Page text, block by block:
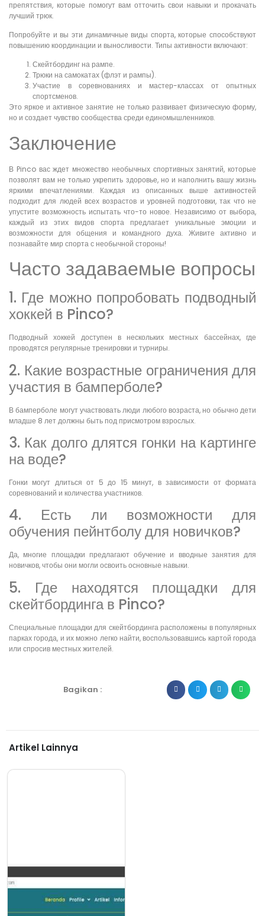
препятствия, которые помогут вам отточить свои навыки и прокачать
лучший трюк.
Попробуйте и вы эти динамичные виды спорта, которые способствуют
повышению координации и выносливости. Типы активности включают:
Скейтбординг на рампе.
Трюки на самокатах (флэт и рампы).
Участие в соревнованиях и мастер-классах от опытных
спортсменов.
Это яркое и активное занятие не только развивает физическую форму,
но и создает чувство сообщества среди единомышленников.
Заключение
В Pinco вас ждет множество необычных спортивных занятий, которые
позволят вам не только укрепить здоровье, но и наполнить вашу жизнь
яркими впечатлениями. Каждая из описанных выше активностей
подходит для людей всех возрастов и уровней подготовки, так что не
упустите возможность испытать что-то новое. Независимо от выбора,
каждый из этих видов спорта предлагает уникальные эмоции и
возможности для общения и командного духа. Живите активно и
познавайте мир спорта с необычной стороны!
Часто задаваемые вопросы
1. Где можно попробовать подводный
хоккей в Pinco?
Подводный хоккей доступен в нескольких местных бассейнах, где
проводятся регулярные тренировки и турниры.
2. Какие возрастные ограничения для
участия в бамперболе?
В бамперболе могут участвовать люди любого возраста, но обычно дети
младше 8 лет должны быть под присмотром взрослых.
3. Как долго длятся гонки на картинге
на воде?
Гонки могут длиться от 5 до 15 минут, в зависимости от формата
соревнований и количества участников.
4. Есть ли возможности для
обучения пейнтболу для новичков?
Да, многие площадки предлагают обучение и вводные занятия для
новичков, чтобы они могли освоить основные навыки.
5. Где находятся площадки для
скейтбординга в Pinco?
Специальные площадки для скейтбординга расположены в популярных
парках города, и их можно легко найти, воспользовавшись картой города
или спросив местных жителей.
Bagikan :
Artikel Lainnya